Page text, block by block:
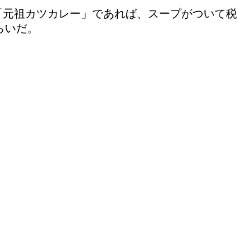
祖カツカレー」であれば、スープがついて税
だ。